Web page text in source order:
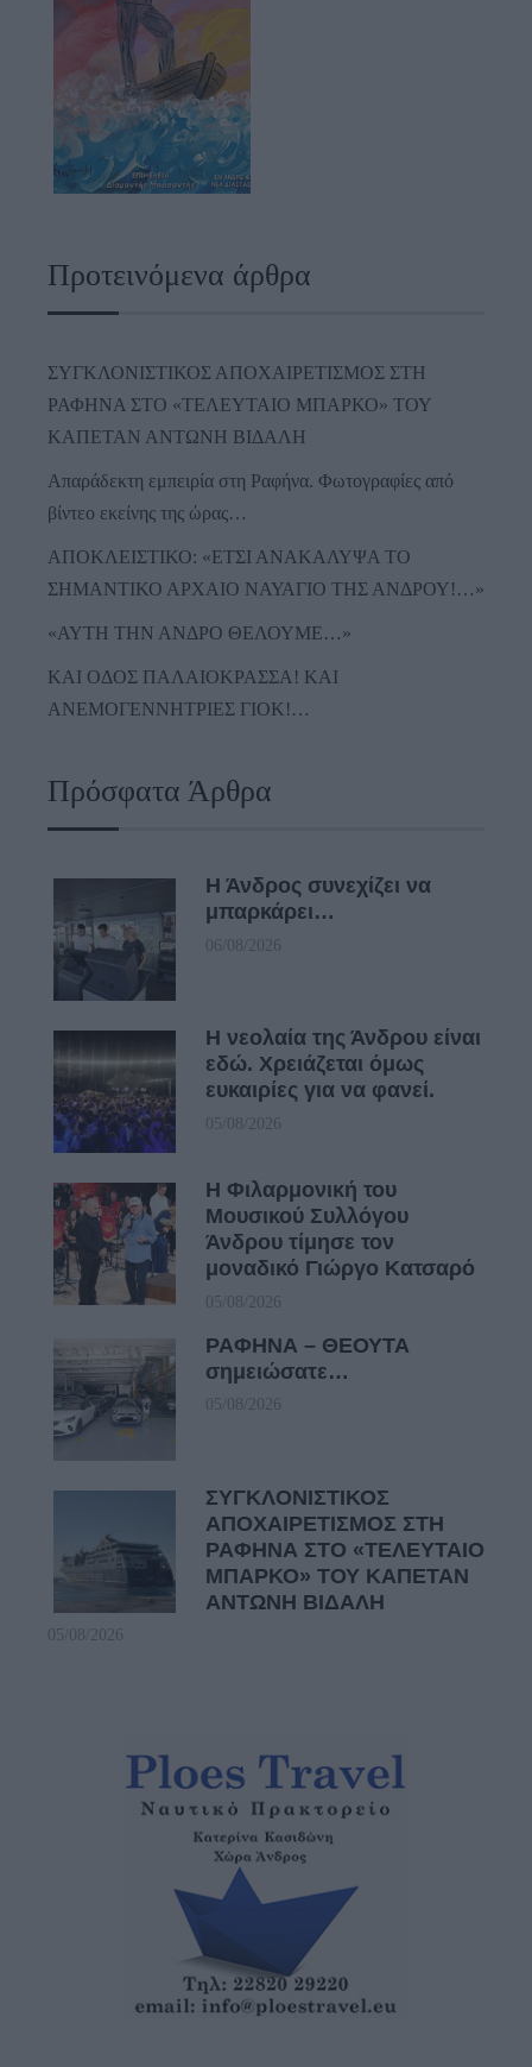
Προτεινόμενα άρθρα
ΣΥΓΚΛΟΝΙΣΤΙΚΟΣ ΑΠΟΧΑΙΡΕΤΙΣΜΟΣ ΣΤΗ
ΡΑΦΗΝΑ ΣΤΟ «ΤΕΛΕΥΤΑΙΟ ΜΠΑΡΚΟ» ΤΟΥ
ΚΑΠΕΤΑΝ ΑΝΤΩΝΗ ΒΙΔΑΛΗ
Απαράδεκτη εμπειρία στη Ραφήνα. Φωτογραφίες από
βίντεο εκείνης της ώρας…
ΑΠΟΚΛΕΙΣΤΙΚΟ: «ΕΤΣΙ ΑΝΑΚΑΛΥΨΑ ΤΟ
ΣΗΜΑΝΤΙΚΟ ΑΡΧΑΙΟ ΝΑΥΑΓΙΟ ΤΗΣ ΑΝΔΡΟΥ!…»
«ΑΥΤΗ ΤΗΝ ΑΝΔΡΟ ΘΕΛΟΥΜΕ…»
ΚΑΙ ΟΔΟΣ ΠΑΛΑIΟΚΡΑΣΣΑ! ΚΑΙ
ΑΝΕΜΟΓΕΝΝΗΤΡΙΕΣ ΓΙΟΚ!…
Πρόσφατα Άρθρα
Η Άνδρος συνεχίζει να
μπαρκάρει…
06/08/2026
Η νεολαία της Άνδρου είναι
εδώ. Χρειάζεται όμως
ευκαιρίες για να φανεί.
05/08/2026
Η Φιλαρμονική του
Μουσικού Συλλόγου
Άνδρου τίμησε τον
μοναδικό Γιώργο Κατσαρό
05/08/2026
ΡΑΦΗΝΑ – ΘΕΟΥΤΑ
σημειώσατε…
05/08/2026
ΣΥΓΚΛΟΝΙΣΤΙΚΟΣ
ΑΠΟΧΑΙΡΕΤΙΣΜΟΣ ΣΤΗ
ΡΑΦΗΝΑ ΣΤΟ «ΤΕΛΕΥΤΑΙΟ
ΜΠΑΡΚΟ» ΤΟΥ ΚΑΠΕΤΑΝ
ΑΝΤΩΝΗ ΒΙΔΑΛΗ
05/08/2026